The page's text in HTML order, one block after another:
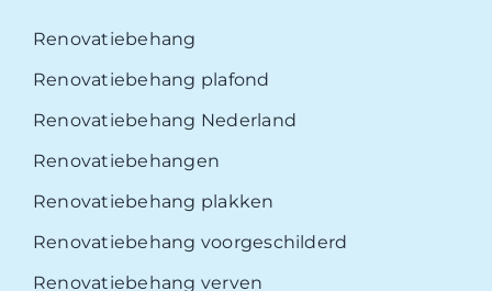
Renovatiebehang
Renovatiebehang plafond
Renovatiebehang Nederland
Renovatiebehangen
Renovatiebehang plakken
Renovatiebehang voorgeschilderd
Renovatiebehang verven